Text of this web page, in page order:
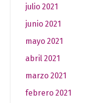
julio 2021
junio 2021
mayo 2021
abril 2021
marzo 2021
febrero 2021